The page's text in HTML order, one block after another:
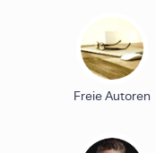
Freie Autoren